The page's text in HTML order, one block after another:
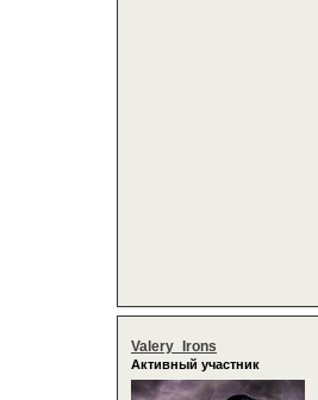
Valery_Irons
Активный участник